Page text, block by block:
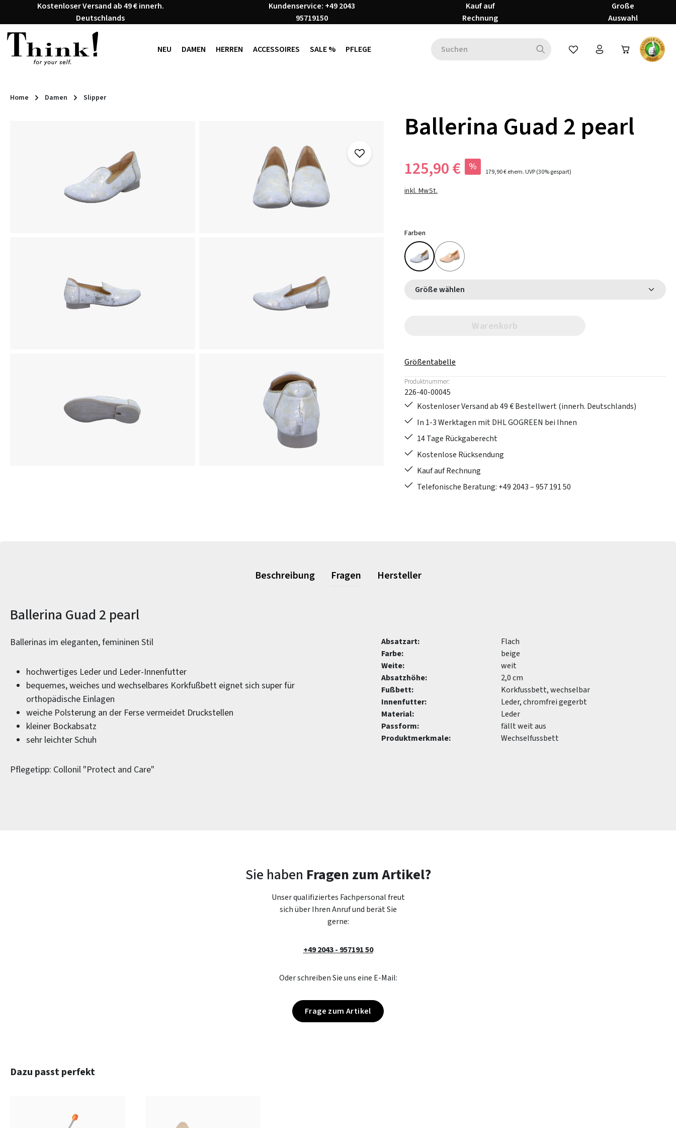
Hauptinhalt springen
Zur Suche springen
Zur Hauptnavigation springen
Kostenloser Versand ab 49 € innerh.
Deutschlands
Kundenservice: +49 2043
95719150
Kauf auf
Rechnung
Große
Auswahl
NEU DAMEN HERREN ACCESSOIRES SALE % PFLEGE Du hast 0 Produkte auf dem
Home Damen Slipper
Ballerina Guad 2 pearl
125,90 € % 179,90 €ehem. UVP(30% gespart)
inkl. MwSt.
Farben
Größe wählen
Warenkorb
Größentabelle
Produktnummer:
226-40-00045
Kostenloser Versand ab 49 € Bestellwert (innerh. Deutschlands)
In 1-3 Werktagen mit DHL GOGREEN bei Ihnen
14 Tage Rückgaberecht
Kostenlose Rücksendung
Kauf auf Rechnung
Telefonische Beratung: +49 2043 – 957 191 50
Beschreibung Fragen Hersteller
Produktinformationen
Ballerina Guad 2 pearl
Ballerinas im eleganten, femininen Stil
hochwertiges Leder und Leder-Innenfutter
bequemes, weiches und wechselbares Korkfußbett eignet sich super für
orthopädische Einlagen
weiche Polsterung an der Ferse vermeidet Druckstellen
kleiner Bockabsatz
sehr leichter Schuh
Pflegetipp: Collonil "Protect and Care"
Absatzart:
Flach
Farbe:
beige
Weite:
weit
Absatzhöhe:
2,0 cm
Fußbett:
Korkfussbett, wechselbar
Innenfutter:
Leder, chromfrei gegerbt
Material:
Leder
Passform:
fällt weit aus
Produktmerkmale:
Wechselfussbett
Sie haben Fragen zum Artikel?
Unser qualifiziertes Fachpersonal freut
sich über Ihren Anruf und berät Sie
gerne:
+49 2043 - 957191 50
Oder schreiben Sie uns eine E-Mail:
Frage zum Artikel
Produktgalerie überspringen
Dazu passt perfekt